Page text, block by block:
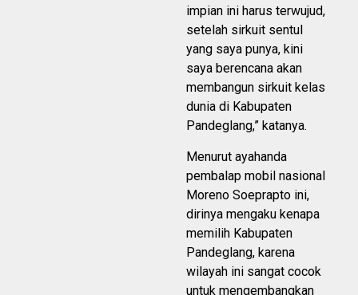
impian ini harus terwujud,
setelah sirkuit sentul
yang saya punya, kini
saya berencana akan
membangun sirkuit kelas
dunia di Kabupaten
Pandeglang,” katanya.
Menurut ayahanda
pembalap mobil nasional
Moreno Soeprapto ini,
dirinya mengaku kenapa
memilih Kabupaten
Pandeglang, karena
wilayah ini sangat cocok
untuk mengembangkan